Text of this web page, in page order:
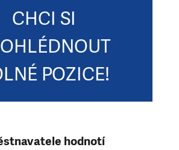
CHCI SI
POZICE!
hodnotí